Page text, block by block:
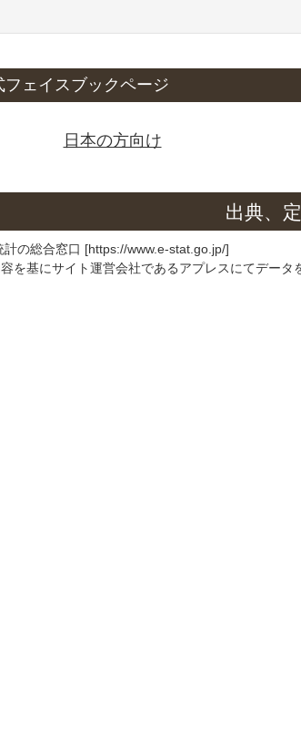
フェイスブックページ
日本の方向け
出典、
計の総合窓口 [https://www.e-stat.go.jp/]
を基にサイト運営会社であるアプレスにてデータ